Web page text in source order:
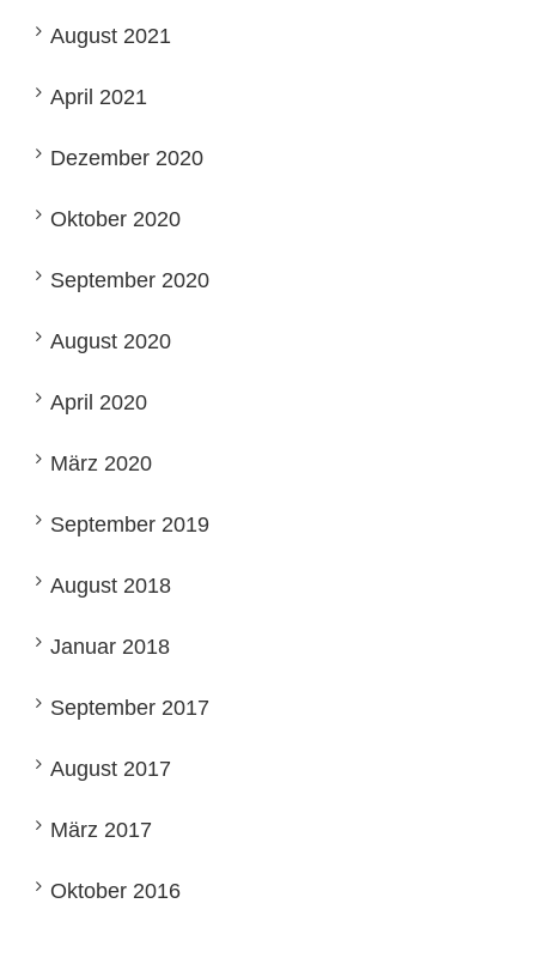
August 2021
April 2021
Dezember 2020
Oktober 2020
September 2020
August 2020
April 2020
März 2020
September 2019
August 2018
Januar 2018
September 2017
August 2017
März 2017
Oktober 2016